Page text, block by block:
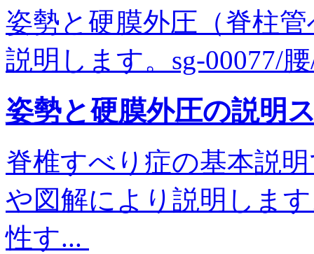
姿勢と硬膜外圧（脊柱
説明します。sg-00077/
姿勢と硬膜外圧の説明
脊椎すべり症の基本説
や図解により説明しま
性す...